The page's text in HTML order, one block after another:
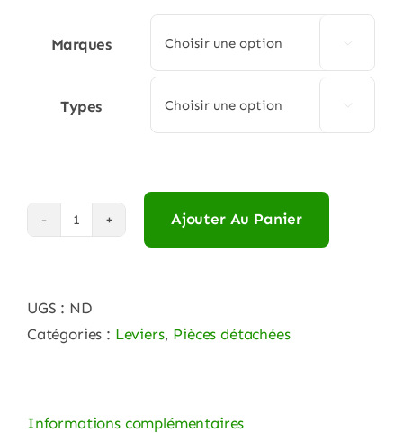
Marques
Types
quantité
LEVIER
APT
Ajouter Au Panier
UGS : ND
Catégories : Leviers, Pièces détachées
Informations complémentaires